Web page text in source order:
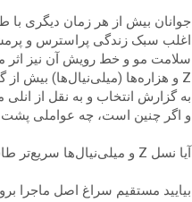
جوانان بیش از هر زمان دیگری با
اغلب سبک زندگی پراسترس و
سلامت مو و خط رویش آن نیز اثر
Z و هزاره‌ها (میلی‌نیال‌ها) بیش از گذشته دچار ریزش موی زودرس می‌شوند.
به گزارش انتخاب و به نقل از
و اگر چنین است، چه عواملی پشت
آیا نسل Z و میلی‌نیال‌ها سریع‌تر طاس می‌شوند؟
بیایید مستقیم سراغ اصل ماجرا